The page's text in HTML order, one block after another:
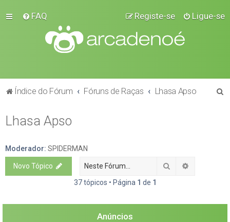
FAQ Ligue-se
Registe-se
Índice do Fórum Fóruns de Raças Lhasa Apso
r
Lhasa Apso
Moderador: SPIDERMAN
Novo Tópico Pesquisar
37 tópicos • Página 1 de 1
Anúncios